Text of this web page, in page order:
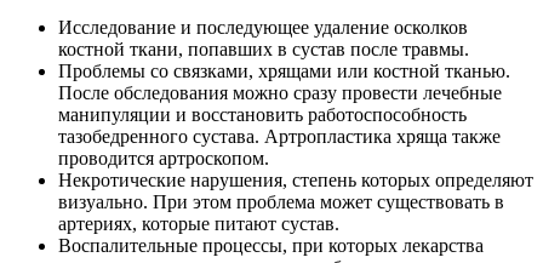
Исследование и последующее удаление осколков
костной ткани, попавших в сустав после травмы.
Проблемы со связками, хрящами или костной тканью.
После обследования можно сразу провести лечебные
манипуляции и восстановить работоспособность
тазобедренного сустава. Артропластика хряща также
проводится артроскопом.
Некротические нарушения, степень которых определяют
визуально. При этом проблема может существовать в
артериях, которые питают сустав.
Воспалительные процессы, при которых лекарства